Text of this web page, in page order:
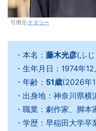
引用元:ナタリー
・本名： 藤木光彦(ふ
・生年月日：1974年12
・年齢： 51歳(2026年
・出身地：神奈川県
・職業：劇作家、脚
・学歴：早稲田大学